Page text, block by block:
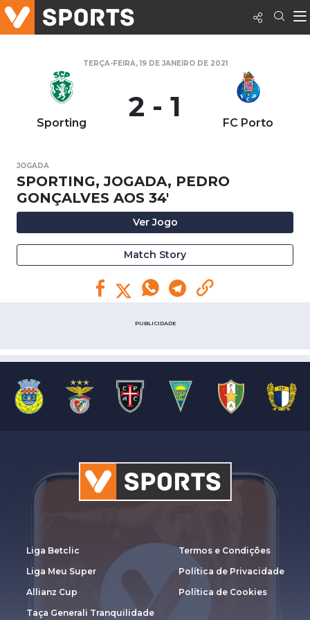
TERÇA-FEIRA, 19 DE JANEIRO DE 2021
Sporting 2 - 1 FC Porto
JOGADA
SPORTING, JOGADA, PEDRO
GONÇALVES AOS 34'
Ver Jogo
Match Story
PUBLICIDADE
Liga Betclic
Liga Meu Super
Allianz Cup
Taça Generali Tranquilidade
Termos e Condições
Política de Privacidade
Política de Cookies